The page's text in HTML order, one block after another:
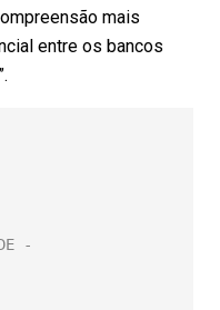
mais
entre os bancos